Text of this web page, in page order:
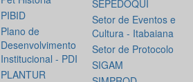
PIBID
Plano de
Desenvolvimento
Institucional - PDI
PLANTUR
SEPEDOQUI
Setor de Eventos e
Cultura - Itabaiana
Setor de Protocolo
SIGAM